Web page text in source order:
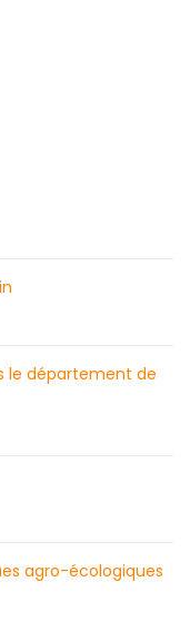
le département de
agro-écologiques